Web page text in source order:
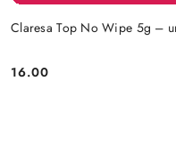
Claresa Top No Wipe 5g –
Cena:
16.00